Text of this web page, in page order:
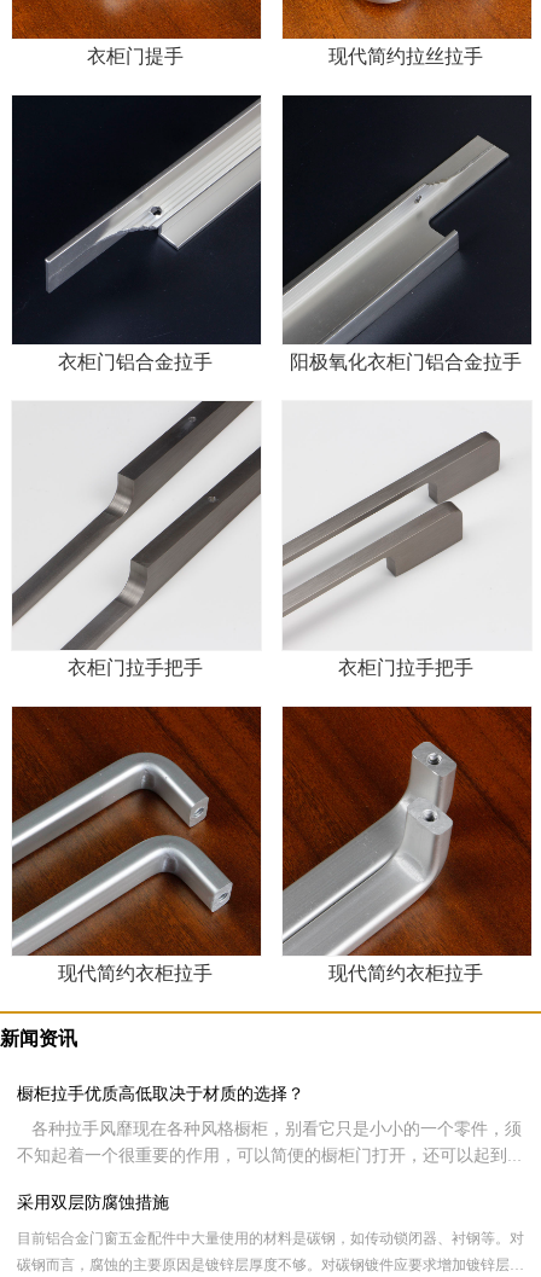
衣柜门提手 现代简约拉丝拉手
衣柜门铝合金拉手 阳极氧化衣柜门铝合金拉手
衣柜门拉手把手 衣柜门拉手把手
现代简约衣柜拉手 现代简约衣柜拉手
新闻资讯
橱柜拉手优质高低取决于材质的选择？
各种拉手风靡现在各种风格橱柜，别看它只是小小的一个零件，须
不知起着一个很重要的作用，可以简便的橱柜门打开，还可以起到装
质，同样现在很多用户可能都不知道该如何挑选，其实呢，橱柜拉手
好不好全看材质的选择，下面就让新虹光来跟大家分享一下橱柜拉手
材质的选择。
采用双层防腐蚀措施
目前铝合金门窗五金配件中大量使用的材料是碳钢，如传动锁闭器、衬钢等。对
碳钢而言，腐蚀的主要原因是镀锌层厚度不够。对碳钢镀件应要求增加镀锌层厚